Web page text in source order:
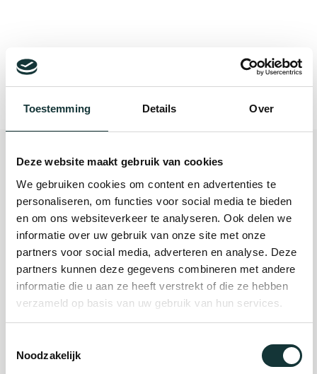
Toestemming Details Over
Deze website maakt gebruik van cookies
We gebruiken cookies om content en advertenties te
personaliseren, om functies voor social media te bieden
en om ons websiteverkeer te analyseren. Ook delen we
informatie over uw gebruik van onze site met onze
partners voor social media, adverteren en analyse. Deze
partners kunnen deze gegevens combineren met andere
informatie die u aan ze heeft verstrekt of die ze hebben
verzameld op basis van uw gebruik van hun services.
Noodzakelijk
Plan je bezoek
Evenement
organiseren
Steun ons